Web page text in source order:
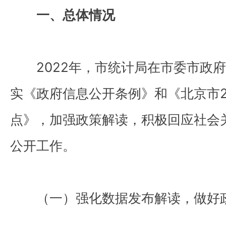
一、总体情况
2022年，市统计局在市委市政
实《政府信息公开条例》和《北京
点》，加强政策解读，积极回应社
公开工作。
（一）强化数据发布解读，做